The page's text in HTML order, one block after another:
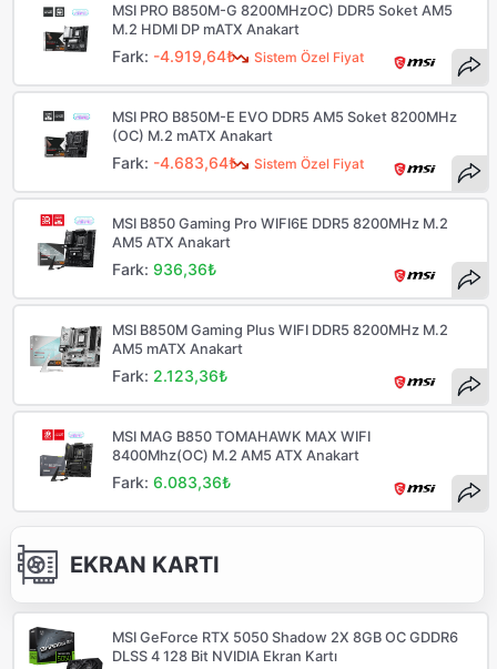
Sistem Özel Fiyat
MSI PRO B850M-G 8200MHzOC) DDR5 Soket AM5
M.2 HDMI DP mATX Anakart
Fark: -4.919,64₺
Sistem Özel Fiyat
MSI PRO B850M-E EVO DDR5 AM5 Soket 8200MHz
(OC) M.2 mATX Anakart
Fark: -4.683,64₺
MSI B850 Gaming Pro WIFI6E DDR5 8200MHz M.2
AM5 ATX Anakart
Fark: 936,36₺
MSI B850M Gaming Plus WIFI DDR5 8200MHz M.2
AM5 mATX Anakart
Fark: 2.123,36₺
MSI MAG B850 TOMAHAWK MAX WIFI
8400Mhz(OC) M.2 AM5 ATX Anakart
Fark:6.083,36₺
EKRAN KARTI
MSI GeForce RTX 5050 Shadow 2X 8GB OC GDDR6
DLSS 4 128 Bit NVIDIA Ekran Kartı